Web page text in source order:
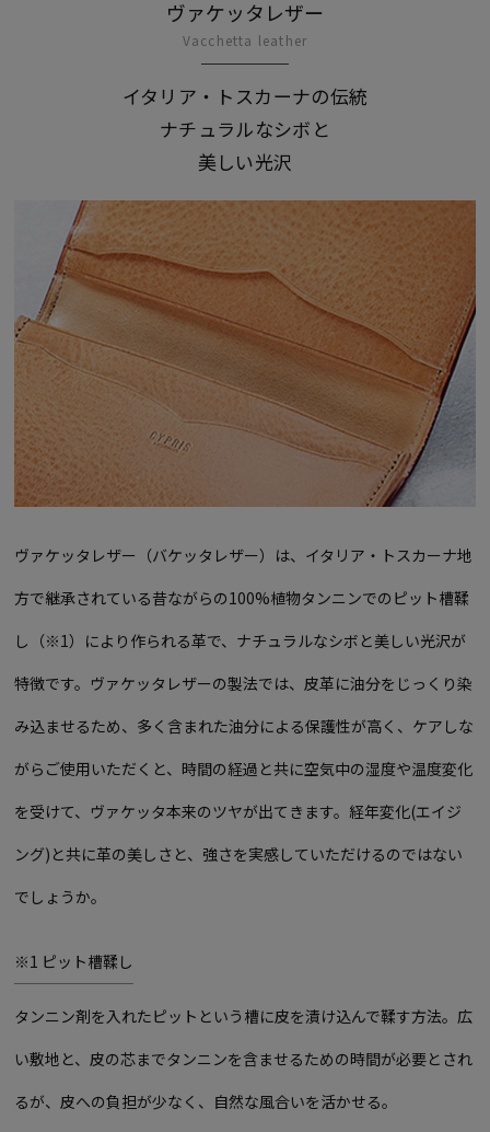
ヴァケッタレザー
Vacchetta leather
イタリア・トスカーナの伝統
ナチュラルなシボと
美しい光沢
ヴァケッタレザー（バケッタレザー）は、イタリア・トスカーナ地
方で継承されている昔ながらの100%植物タンニンでのピット槽鞣
し（※1）により作られる革で、ナチュラルなシボと美しい光沢が
特徴です。ヴァケッタレザーの製法では、皮革に油分をじっくり染
み込ませるため、多く含まれた油分による保護性が高く、ケアしな
がらご使用いただくと、時間の経過と共に空気中の湿度や温度変化
を受けて、ヴァケッタ本来のツヤが出てきます。経年変化(エイジ
ング)と共に革の美しさと、強さを実感していただけるのではない
でしょうか。
※1 ピット槽鞣し
タンニン剤を入れたピットという槽に皮を漬け込んで鞣す方法。広
い敷地と、皮の芯までタンニンを含ませるための時間が必要とされ
るが、皮への負担が少なく、自然な風合いを活かせる。